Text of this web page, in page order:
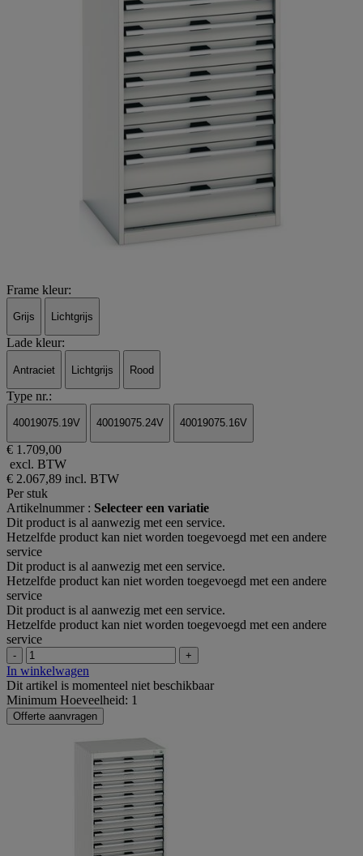
Frame kleur:
Grijs Lichtgrijs
Lade kleur:
Antraciet Lichtgrijs Rood
Type nr.:
40019075.19V 40019075.24V 40019075.16V
€ 1.709,00
excl. BTW
€ 2.067,89 incl. BTW
Per stuk
Artikelnummer : Selecteer een variatie
Dit product is al aanwezig met een service.
Hetzelfde product kan niet worden toegevoegd met een andere
service
Dit product is al aanwezig met een service.
Hetzelfde product kan niet worden toegevoegd met een andere
service
Dit product is al aanwezig met een service.
Hetzelfde product kan niet worden toegevoegd met een andere
service
- +
In winkelwagen
Dit artikel is momenteel niet beschikbaar
Minimum Hoeveelheid: 1
Offerte aanvragen